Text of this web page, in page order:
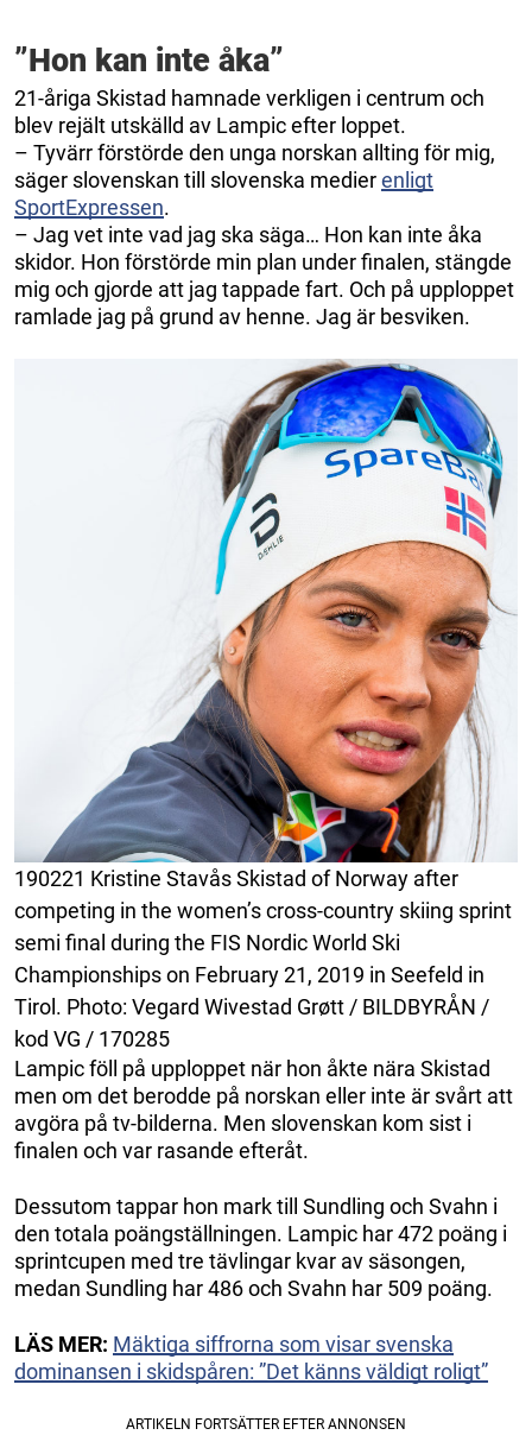
”Hon kan inte åka”
21-åriga Skistad hamnade verkligen i centrum och
blev rejält utskälld av Lampic efter loppet.
– Tyvärr förstörde den unga norskan allting för mig,
säger slovenskan till slovenska medierenligt
SportExpressen.
– Jag vet inte vad jag ska säga… Hon kan inte åka
skidor. Hon förstörde min plan under finalen, stängde
mig och gjorde att jag tappade fart. Och på upploppet
ramlade jag på grund av henne. Jag är besviken.
190221 Kristine Stavås Skistad of Norway after
competing in the women’s cross-country skiing sprint
semi final during the FIS Nordic World Ski
Championships on February 21, 2019 in Seefeld in
Tirol. Photo: Vegard Wivestad Grøtt / BILDBYRÅN /
kod VG / 170285
Lampic föll på upploppet när hon åkte nära Skistad
men om det berodde på norskan eller inte är svårt att
avgöra på tv-bilderna. Men slovenskan kom sist i
finalen och var rasande efteråt.
Dessutom tappar hon mark till Sundling och Svahn i
den totala poängställningen. Lampic har 472 poäng i
sprintcupen med tre tävlingar kvar av säsongen,
medan Sundling har 486 och Svahn har 509 poäng.
LÄS MER: Mäktiga siffrorna som visar svenska
dominansen i skidspåren: ”Det känns väldigt roligt”